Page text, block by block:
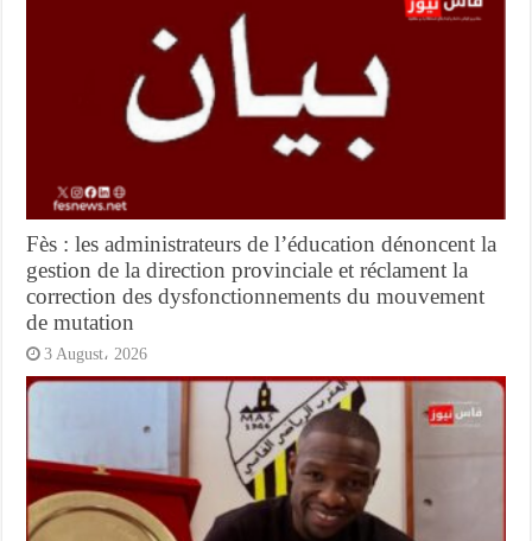
Fès : les administrateurs de l’éducation dénoncent la
gestion de la direction provinciale et réclament la
correction des dysfonctionnements du mouvement
de mutation
3 August، 2026